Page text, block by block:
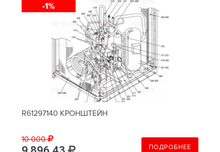
-1%
R61297140 КРОНШТЕЙН
10 000
ПОДРОБНЕЕ